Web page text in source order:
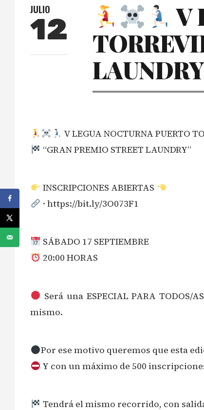
JULIO
12
V
V LEGUA NOCTURNA PUERTO
“GRAN PREMIO STREET LAUNDRY”
INSCRIPCIONES ABIERTAS
· https://bit.ly/3O073F1
SÁBADO 17 SEPTIEMBRE
20:00 HORAS
Será una ESPECIAL PARA
mismo.
Por ese motivo queremos que esta
Y con un máximo de 500
Tendrá el mismo recorrido, con